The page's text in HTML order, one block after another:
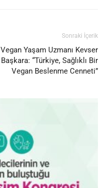
Sonraki İçerik
Vegan Yaşam Uzmanı Kevser
Başkara: “Türkiye, Sağlıklı Bir
Vegan Beslenme Cenneti”